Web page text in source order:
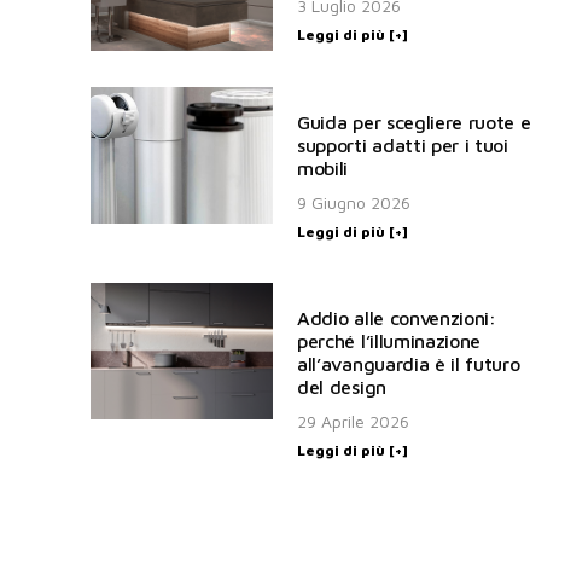
3 Luglio 2026
Leggi di più [+]
Guida per scegliere ruote e
supporti adatti per i tuoi
mobili
9 Giugno 2026
Leggi di più [+]
Addio alle convenzioni:
perché l’illuminazione
all’avanguardia è il futuro
del design
29 Aprile 2026
Leggi di più [+]